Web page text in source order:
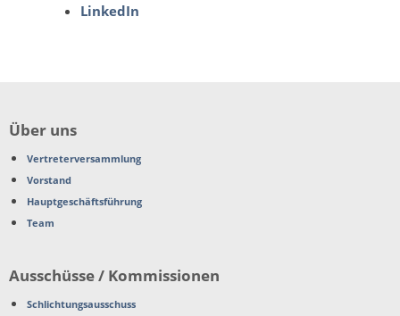
LinkedIn
Über uns
Vertreterversammlung
Vorstand
Hauptgeschäftsführung
Team
Ausschüsse / Kommissionen
Schlichtungsausschuss